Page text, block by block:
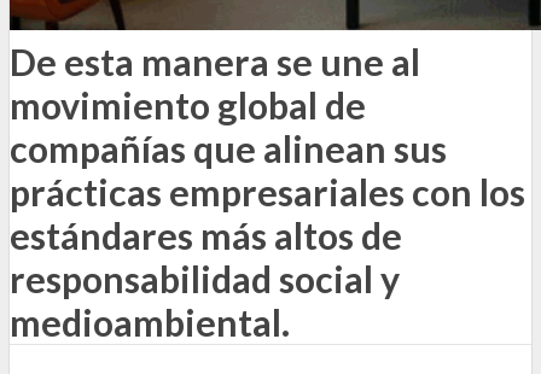
De esta manera se une al
movimiento global de
compañías que alinean sus
prácticas empresariales con los
estándares más altos de
responsabilidad social y
medioambiental.